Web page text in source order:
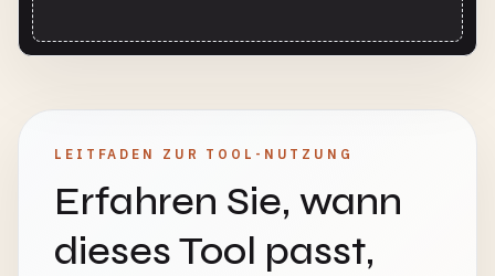
LEITFADEN ZUR TOOL-NUTZUNG
Erfahren Sie, wann
dieses Tool passt,